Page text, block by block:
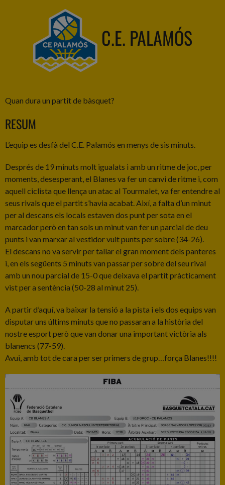
C.E. PALAMÓS
Quan dura un partit de bàsquet?
RESUM
L’equip es desfà del C.E. Palamós en menys de sis minuts.
Després de 19 minuts molt igualats i amb un ritme de joc, per
moments, desesperant, el Blanes va fer un canvi de ritme i, com
aquell ciclista que llença un atac al Tourmalet, va fer entendre al
seus rivals que el partit s’havia acabat. Així, a falta d’un minut
per al descans els locals estaven dos punt per sota en el
marcador però en tan sols un minut van fer un parcial de deu
punts i van marxar al vestidor vuit punts per sobre (34-26).
El descans no va servir per tallar el gran moment dels panteres
i, en els següents 5 minuts van passar per sobre del seu rival
amb un nou parcial de 15-0 que deixava el partit pràcticament
vist per a sentència (50-28 al minut 25).
A partir d’aquí, va baixar la tensió a la pista i els dos equips van
disputar uns últims minuts que no passaran a la història del
nostre esport però que van donar una important victòria als
blanencs (77-59).
Avui, amb tot de cara per ser primers de grup…força Blanes!!!!